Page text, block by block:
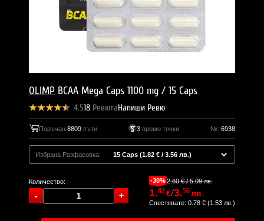
OLIMP BCAA Mega Caps 1100 mg / 15 Caps
4.518 РевютаНапиши Ревю
Поръчан8809 пъти 3промо точки №: 6938
Избрана Разфасовка:
Количество: -30%2.60 € / 5.09 лв.
1.82€/3.56лв.
Спестявате: 0.78 € (1.53 лв.)